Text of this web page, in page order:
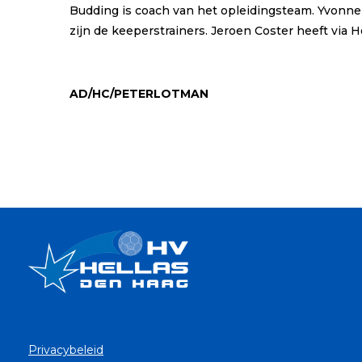
Budding is coach van het opleidingsteam.
zijn de keeperstrainers. Jeroen Coster heeft via
AD/HC/PETERLOTMAN
Privacybeleid